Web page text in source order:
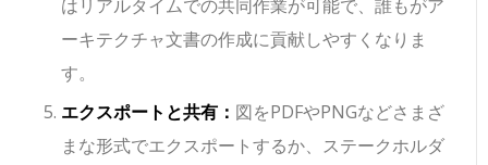
はリアルタイムでの共同作業が可能で、誰もがア
ーキテクチャ文書の作成に貢献しやすくなりま
す。
エクスポートと共有： 図をPDFやPNGなどさまざ
まな形式でエクスポートするか、ステークホルダ